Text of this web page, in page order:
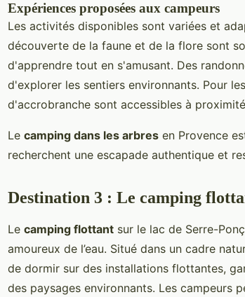
Expériences proposées aux campeurs
Les activités disponibles sont variées et
découverte de la faune et de la flore sont
d'apprendre tout en s'amusant. Des
d'explorer les sentiers environnants. Pour
d'accrobranche sont accessibles à
Le camping dans les arbres en Provence
recherchent une escapade authentique et
Destination 3 : Le camping
Le camping flottant sur le lac de Serre-
amoureux de l’eau. Situé dans un cadre
de dormir sur des installations flottantes,
des paysages environnants. Les campeurs